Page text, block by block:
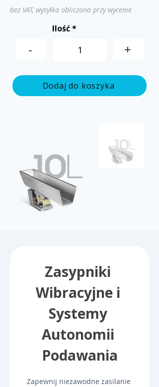
bez VAT, wysyłka obliczona przy wycenie
-
Ilość
+
Dodaj do koszyka
Zasypniki
Wibracyjne i
Systemy
Autonomii
Podawania
Zapewnij niezawodne zasilanie